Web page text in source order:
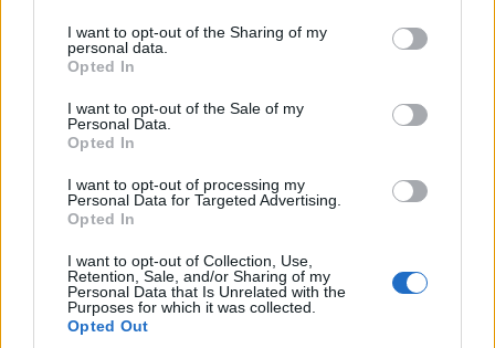
not limited to your visit or usage behaviour. You may click to
grant or deny consent to Google and its third-party tags to
use your data for below specified purposes in below Google
consent section.
I want to opt-out of the Sharing of my
personal data.
Opted In
I want to opt-out of the Sale of my
Personal Data.
Opted In
I want to opt-out of processing my
Personal Data for Targeted Advertising.
Opted In
I want to opt-out of Collection, Use,
Retention, Sale, and/or Sharing of my
Personal Data that Is Unrelated with the
Purposes for which it was collected.
Opted Out
ΕΛΛΑΔΑ
Φωτιά στη Βοιωτία: Προφυλακίστηκαν ο
δήμαρχος Στυλίδας και άλλοι δύο
7/08/2026 - 11:25πμ